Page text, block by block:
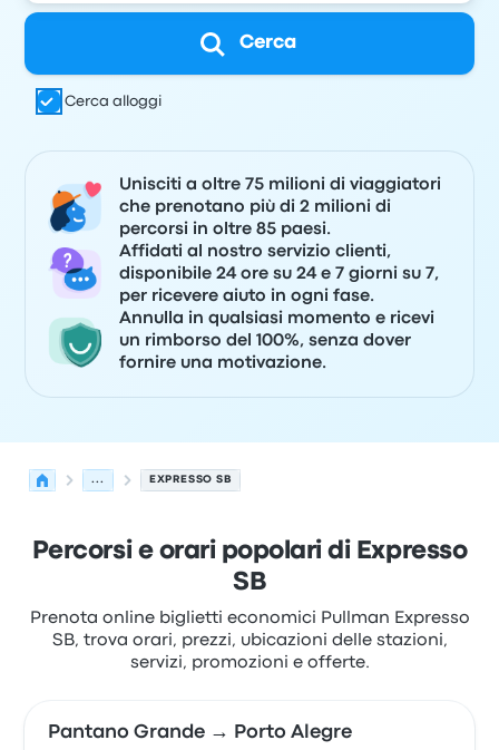
Cerca
Cerca alloggi
Unisciti a oltre 75 milioni di viaggiatori
che prenotano più di 2 milioni di
percorsi in oltre 85 paesi.
Affidati al nostro servizio clienti,
disponibile 24 ore su 24 e 7 giorni su 7,
per ricevere aiuto in ogni fase.
Annulla in qualsiasi momento e ricevi
un rimborso del 100%, senza dover
fornire una motivazione.
... EXPRESSO SB
Percorsi e orari popolari di Expresso
SB
Prenota online biglietti economici Pullman Expresso
SB, trova orari, prezzi, ubicazioni delle stazioni,
servizi, promozioni e offerte.
Pantano Grande → Porto Alegre